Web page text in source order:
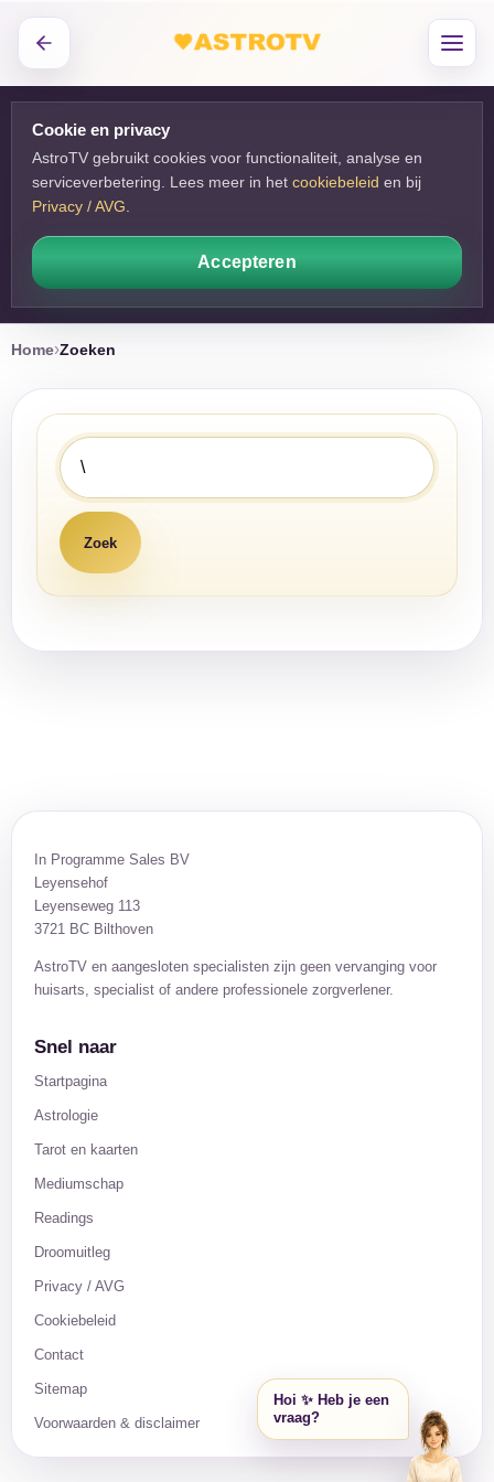
Cookie en privacy
AstroTV gebruikt cookies voor functionaliteit, analyse en
serviceverbetering. Lees meer in het cookiebeleid en bij
Privacy / AVG
Accepteren
Home Zoeken
In Programme Sales BV
Leyensehof
Leyenseweg 113
3721 BC Bilthoven
AstroTV en aangesloten specialisten zijn geen vervanging voor
huisarts, specialist of andere professionele zorgverlener.
Snel naar
Startpagina
Astrologie
Tarot en kaarten
Mediumschap
Readings
Droomuitleg
Privacy / AVG
Cookiebeleid
Contact
Sitemap
Voorwaarden & disclaimer
Hoi ✨ Heb je een
vraag?